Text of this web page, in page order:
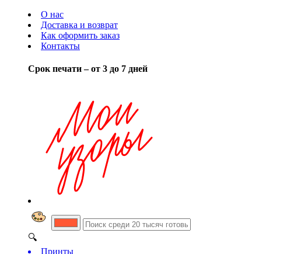
О нас
Доставка и возврат
Как оформить заказ
Контакты
Срок печати – от 3 до 7 дней
🔍
Принты